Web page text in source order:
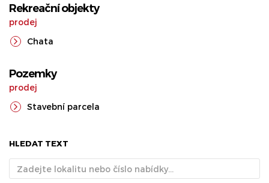
Rekreační objekty
prodej
Chata
Pozemky
prodej
Stavební parcela
HLEDAT TEXT